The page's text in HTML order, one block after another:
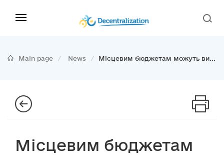
Main page News Місцевим бюджетам можуть ви...
Місцевим бюджетам